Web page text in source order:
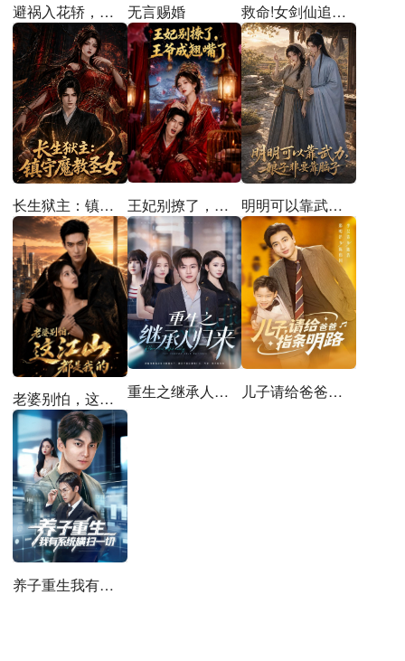
避祸入花轿，我解锁将军独宠剧本 无言赐婚 救命!女剑仙追到地球了
长生狱主：镇守魔教圣女 王妃别撩了，王爷成翘嘴了 明明可以靠武力，娘子非要靠脑子
老婆别怕，这江山都是我的 重生之继承人归来 儿子请给爸爸指条明路
养子重生我有系统横扫一切